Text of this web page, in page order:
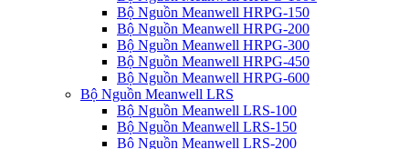
Bộ Nguồn Meanwell HRPG-150
Bộ Nguồn Meanwell HRPG-200
Bộ Nguồn Meanwell HRPG-300
Bộ Nguồn Meanwell HRPG-450
Bộ Nguồn Meanwell HRPG-600
Bộ Nguồn Meanwell LRS
Bộ Nguồn Meanwell LRS-100
Bộ Nguồn Meanwell LRS-150
Bộ Nguồn Meanwell LRS-200